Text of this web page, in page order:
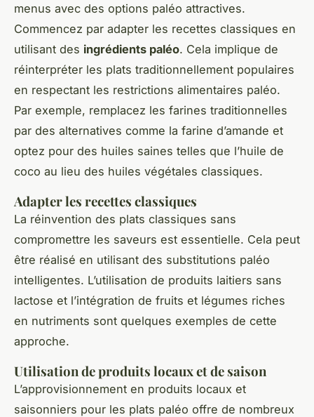
menus avec des options paléo attractives.
Commencez par adapter les recettes classiques en
utilisant des ingrédients paléo. Cela implique de
réinterpréter les plats traditionnellement populaires
en respectant les restrictions alimentaires paléo.
Par exemple, remplacez les farines traditionnelles
par des alternatives comme la farine d’amande et
optez pour des huiles saines telles que l’huile de
coco au lieu des huiles végétales classiques.
Adapter les recettes classiques
La réinvention des plats classiques sans
compromettre les saveurs est essentielle. Cela peut
être réalisé en utilisant des substitutions paléo
intelligentes. L’utilisation de produits laitiers sans
lactose et l’intégration de fruits et légumes riches
en nutriments sont quelques exemples de cette
approche.
Utilisation de produits locaux et de saison
L’approvisionnement en produits locaux et
saisonniers pour les plats paléo offre de nombreux